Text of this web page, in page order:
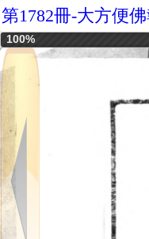
第1782冊-大方便
100%